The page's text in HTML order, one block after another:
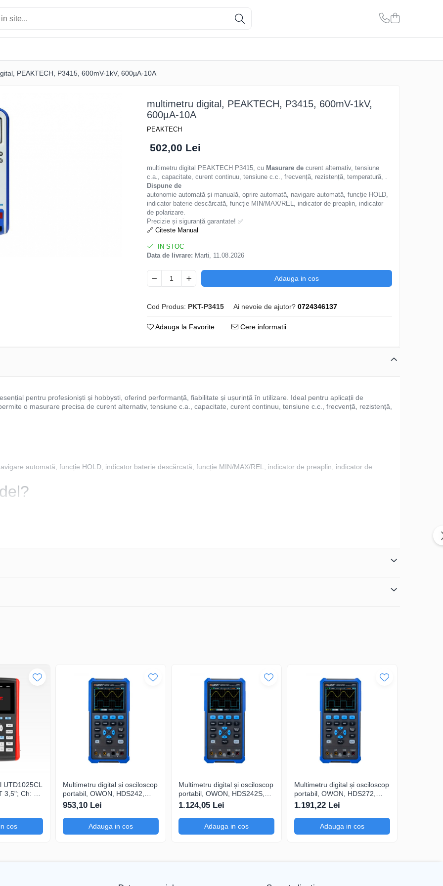
PEAKTECH, P3415, 600mV-1kV, 600µA-10A
multimetru digital, PEAKTECH, P3415, 600mV-1kV,
600µA-10A
PEAKTECH
502,00 Lei
multimetru digital PEAKTECH P3415, cu Masurare decurent alternativ, tensiune
c.a., capacitate, curent continuu, tensiune c.c., frecvență, rezistență, temperatură, .
Dispune de
autonomie automată și manuală, oprire automată, navigare automată, funcție HOLD,
indicator baterie descărcată, funcție MIN/MAX/REL, indicator de preaplin, indicator
de polarizare.
Precizie și siguranță garantate! ✅
🔗 Citeste Manual
IN STOC
Data de livrare: Marti, 11.08.2026
Adauga in cos
Cod Produs: PKT-P3415 Ai nevoie de ajutor? 0724346137
Adauga la Favorite Cere informatii
esențial pentru profesioniști și hobbysti, oferind performanță, fiabilitate și ușurință în utilizare. Ideal pentru aplicații de
o masurare precisa de curent alternativ, tensiune c.a., capacitate, curent continuu, tensiune c.c., frecvență, rezistență,
automată, funcție HOLD, indicator baterie descărcată, funcție MIN/MAX/REL, indicator de preaplin, indicator de
precise in domeniul electric si electronic., P3415, oferă o calitate excelentă a masuratorilor pentru aplicații de
UTD1025CL
3,5"; Ch: 1;
cos
Multimetru digital și osciloscop
portabil, OWON, HDS242,
200mV-1kV, 200mA-
953,10 Lei
Adauga in cos
Multimetru digital și osciloscop
portabil, OWON, HDS242S,
200mV-1kV, 200mA-
1.124,05 Lei
Adauga in cos
Multimetru digital și osciloscop
portabil, OWON, HDS272,
200mV-1kV, 200mA-
1.191,22 Lei
Adauga in cos